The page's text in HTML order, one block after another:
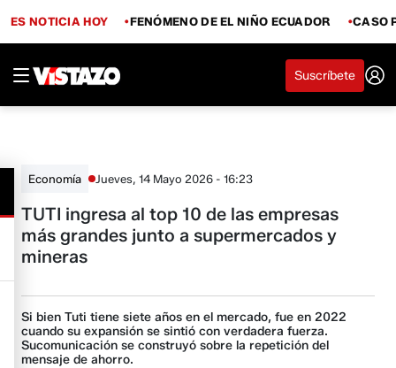
ES NOTICIA HOY FENÓMENO DE EL NIÑO ECUADOR CASO
Suscríbete
Economía Jueves, 14 Mayo 2026 - 16:23
TUTI ingresa al top 10 de las empresas
más grandes junto a supermercados y
mineras
Si bien Tuti tiene siete años en el mercado, fue en 2022
cuando su expansión se sintió con verdadera fuerza.
Sucomunicación se construyó sobre la repetición del
mensaje de ahorro.